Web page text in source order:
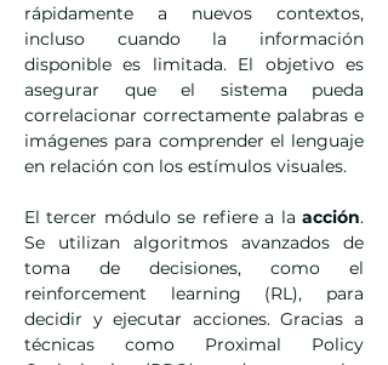
rápidamente a nuevos contextos,
incluso cuando la información
disponible es limitada. El objetivo es
asegurar que el sistema pueda
correlacionar correctamente palabras e
imágenes para comprender el lenguaje
en relación con los estímulos visuales.
El tercer módulo se refiere a la acción.
Se utilizan algoritmos avanzados de
toma de decisiones, como el
reinforcement learning (RL), para
decidir y ejecutar acciones. Gracias a
técnicas como Proximal Policy